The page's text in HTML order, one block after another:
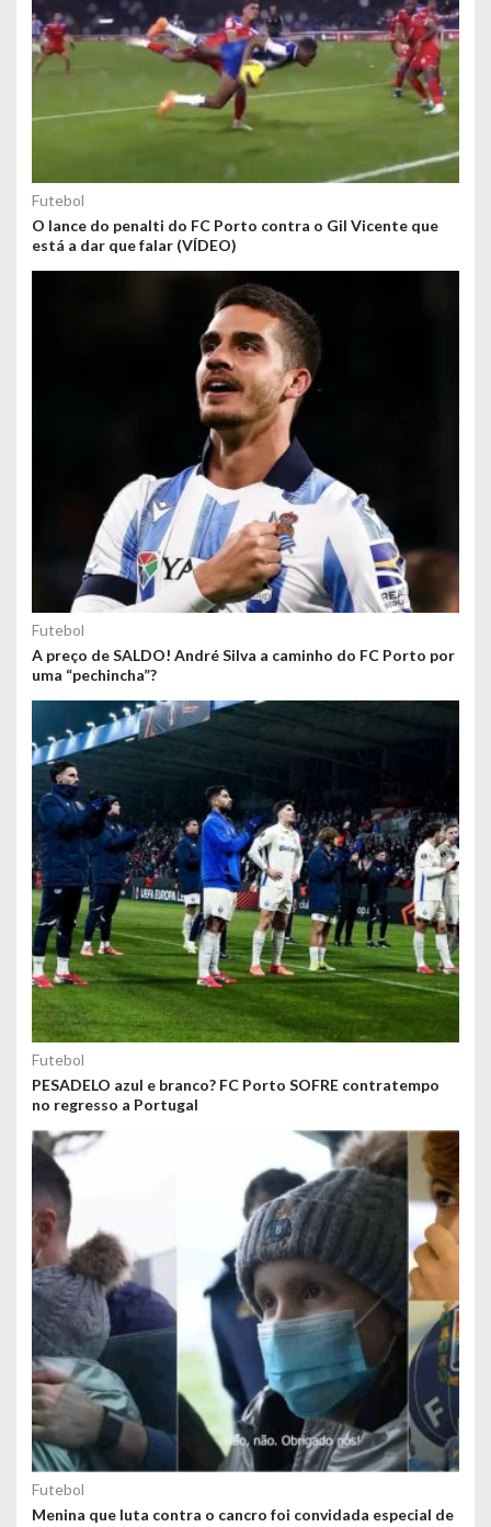
Futebol
O lance do penalti do FC Porto contra o Gil Vicente que
está a dar que falar (VÍDEO)
Futebol
A preço de SALDO! André Silva a caminho do FC Porto por
uma “pechincha”?
Futebol
PESADELO azul e branco? FC Porto SOFRE contratempo
no regresso a Portugal
Futebol
Menina que luta contra o cancro foi convidada especial de